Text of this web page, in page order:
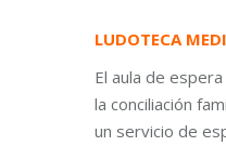
LUDOTECA
El aula de
la conciliación
un servicio de